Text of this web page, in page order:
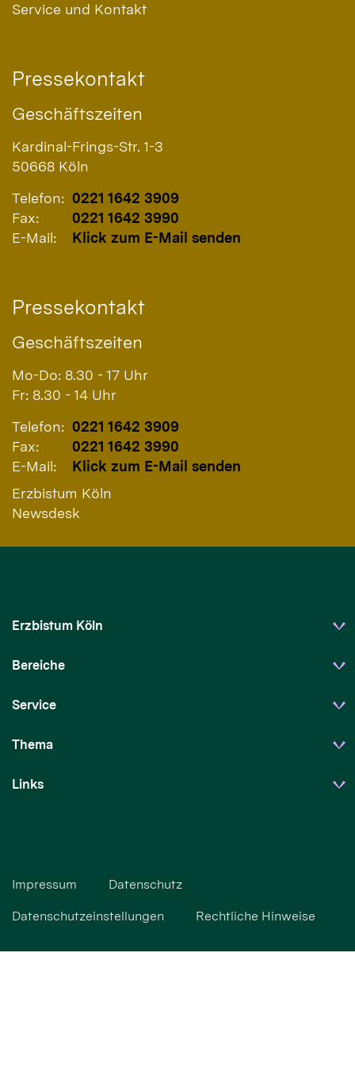
Service und Kontakt
Pressekontakt
Geschäftszeiten
Kardinal-Frings-Str. 1-3
50668 Köln
Telefon: 0221 1642 3909
Fax:
0221 1642 3990
E-Mail:
Klick zum E-Mail senden
Pressekontakt
Geschäftszeiten
Mo-Do: 8.30 - 17 Uhr
Fr: 8.30 - 14 Uhr
Telefon: 0221 1642 3909
Fax:
0221 1642 3990
E-Mail:
Klick zum E-Mail senden
Erzbistum Köln
Newsdesk
Erzbistum Köln
Bereiche
Service
Thema
Links
Impressum Datenschutz
Datenschutzeinstellungen Rechtliche Hinweise